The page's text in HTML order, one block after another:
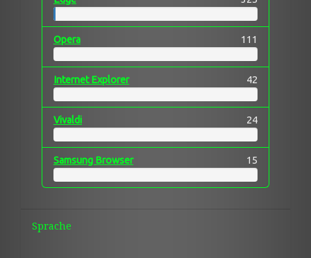
Opera 111
Internet Explorer 42
Vivaldi 24
Samsung Browser 15
Sprache